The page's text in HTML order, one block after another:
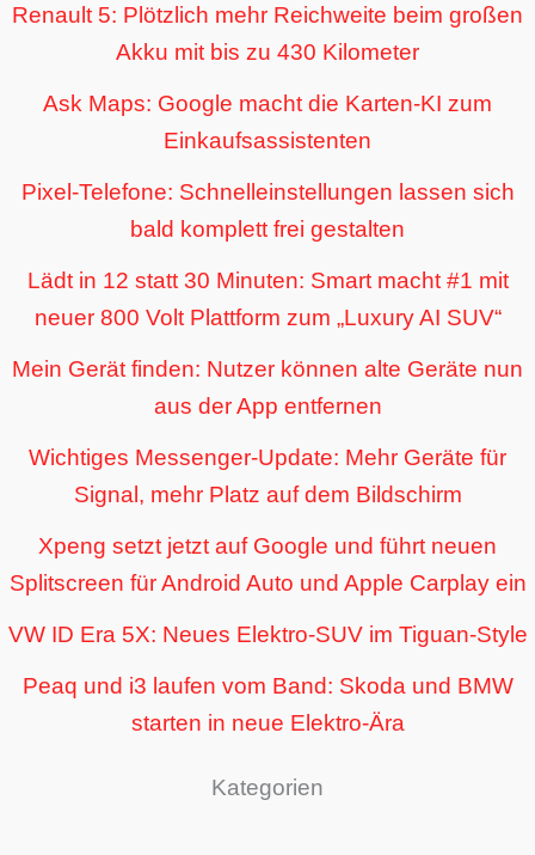
Renault 5: Plötzlich mehr Reichweite beim großen
Akku mit bis zu 430 Kilometer
Ask Maps: Google macht die Karten-KI zum
Einkaufsassistenten
Pixel-Telefone: Schnelleinstellungen lassen sich
bald komplett frei gestalten
Lädt in 12 statt 30 Minuten: Smart macht #1 mit
neuer 800 Volt Plattform zum „Luxury AI SUV“
Mein Gerät finden: Nutzer können alte Geräte nun
aus der App entfernen
Wichtiges Messenger-Update: Mehr Geräte für
Signal, mehr Platz auf dem Bildschirm
Xpeng setzt jetzt auf Google und führt neuen
Splitscreen für Android Auto und Apple Carplay ein
VW ID Era 5X: Neues Elektro-SUV im Tiguan-Style
Peaq und i3 laufen vom Band: Skoda und BMW
starten in neue Elektro-Ära
Kategorien